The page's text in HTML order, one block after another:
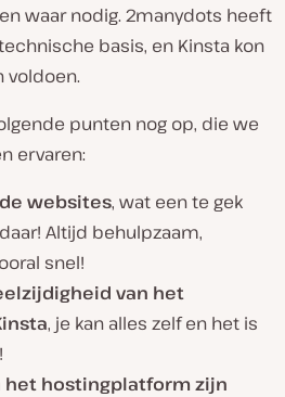
waar nodig. 2manydots heeft
basis, en Kinsta kon
voldoen.
punten nog op, die we
ervaren:
websites, wat een te gek
Altijd behulpzaam,
snel!
van het
, je kan alles zelf en het is
het hostingplatform zijn